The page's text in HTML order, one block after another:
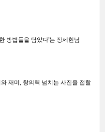
방법들을 담았다'는 장세현님
재미, 창의력 넘치는 사진을 접할